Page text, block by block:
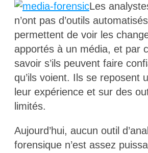
Les
n’ont pas d’outils
permettent de voir les
apportés à un média, et par
savoir s’ils peuvent faire
qu’ils voient. Ils se reposent
leur expérience et sur des
limités.
Aujourd’hui, aucun outil
forensique n’est assez